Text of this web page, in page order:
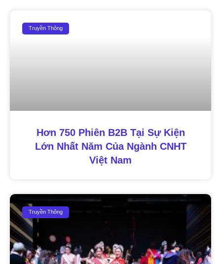
Truyền Thông
Hơn 750 Phiên B2B Tại Sự Kiện
Lớn Nhất Năm Của Ngành CNHT
Việt Nam
Truyền Thông